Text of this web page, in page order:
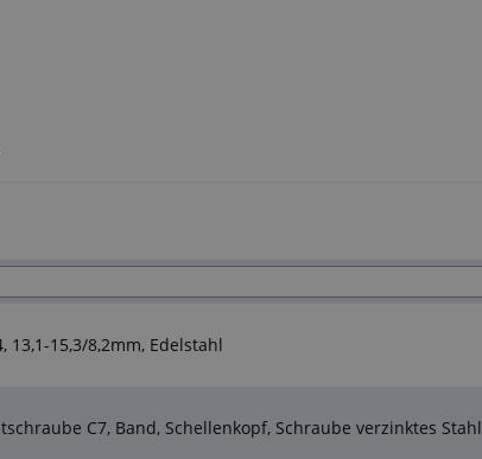
13,1-15,3/8,2mm, Edelstahl
C7, Band, Schellenkopf, Schraube verzinktes Stahl